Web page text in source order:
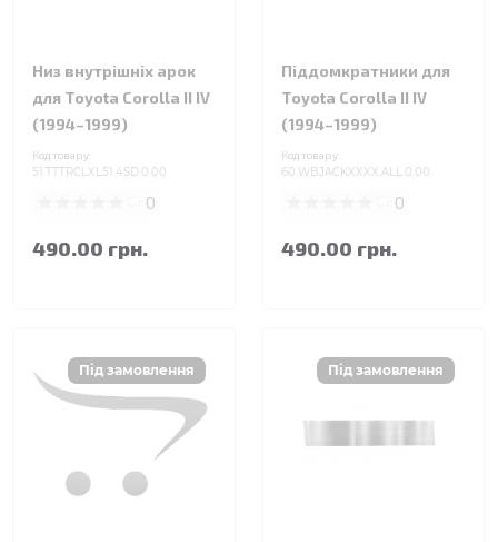
Низ внутрішніх арок
для Toyota Corolla II IV
(1994–1999)
Код товару:
51.TTTRCLXL51.4SD.0.00
0
490.00 грн.
Піддомкратники для
Toyota Corolla II IV
(1994–1999)
Код товару:
60.WBJACKXXXX.ALL.0.00
0
490.00 грн.